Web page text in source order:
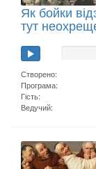
Як бойки
тут
Створено:
Програма:
Гість:
Ведучий: